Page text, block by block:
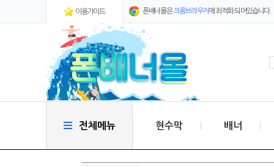
이용가이드 폰배너몰은크롬브라우저에 최적화 되어있습니다.
전체메뉴 현수막 배너